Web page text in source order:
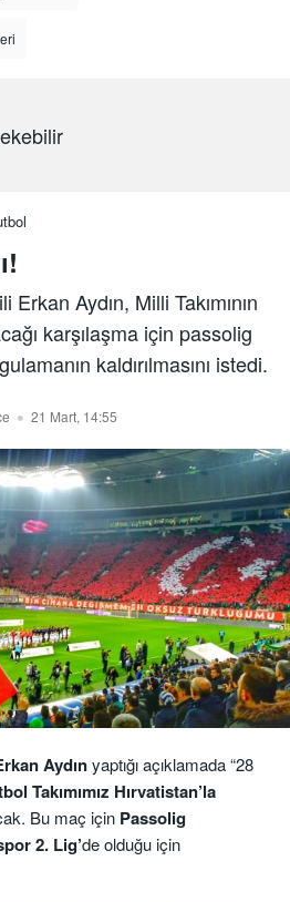
Aydın, Milli Takımının
karşılaşma için passolig
kaldırılmasını istedi.
21 Mart, 14:55
Aydınyaptığı açıklamada “28
Takımımız Hırvatistan’la
Bu maç için Passolig
2. Lig’de olduğu için